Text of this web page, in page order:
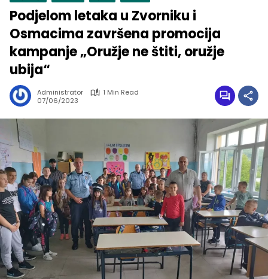
Podjelom letaka u Zvorniku i
Osmacima završena promocija
kampanje „Oružje ne štiti, oružje
ubija“
Administrator
1 Min Read
07/06/2023